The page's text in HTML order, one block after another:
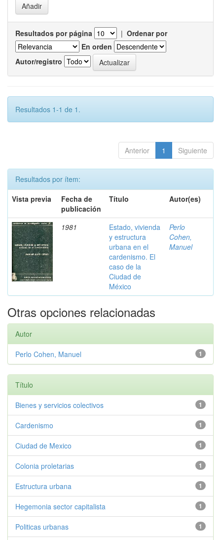
Resultados por página | Ordenar por
En orden
Autor/registro
Resultados 1-1 de 1.
Anterior 1 Siguiente
Resultados por ítem:
Vista previa
Fecha de
publicación
Título Autor(es)
1981
Estado, vivienda
y estructura
urbana en el
cardenismo. El
caso de la
Ciudad de
México
Perlo
Cohen,
Manuel
Otras opciones relacionadas
Autor
1
Perlo Cohen, Manuel
Título
1
Bienes y servicios colectivos
1
Cardenismo
1
Ciudad de Mexico
1
Colonia proletarias
1
Estructura urbana
1
Hegemonia sector capitalista
1
Politicas urbanas